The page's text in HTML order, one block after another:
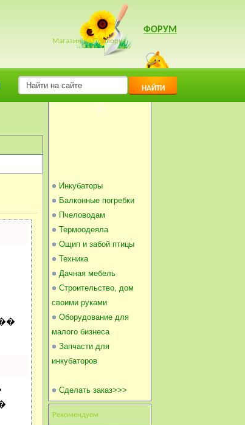
ФОРУМ
НАЙТИ
ОВЕЦ
Магазин на Подворье
Инкубаторы
Балконные погребки
Пчеловодам
Термоодеяла
Ощип и забой птицы
Техника
Дачная мебель
Строительство, дом
своими руками
Оборудование для
малого бизнеса
Запчасти для
инкубаторов
Сделать заказ>>>
Рекомендуем